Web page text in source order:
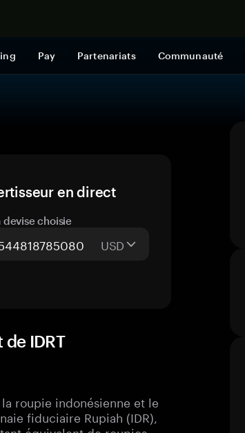
Pay Partenariats Communauté
en direct
devise choisie
USD
IDRT
roupie indonésienne et le
fiduciaire Rupiah (IDR),